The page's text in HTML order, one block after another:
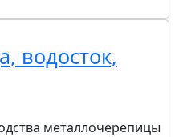
водосток,
металлочерепицы